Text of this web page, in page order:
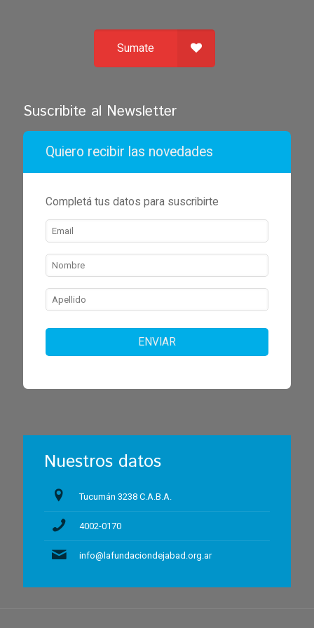
Sumate
Suscribite al Newsletter
Quiero recibir las novedades
Completá tus datos para suscribirte
ENVIAR
Nuestros datos
Tucumán 3238 C.A.B.A.
4002-0170
info@lafundaciondejabad.org.ar